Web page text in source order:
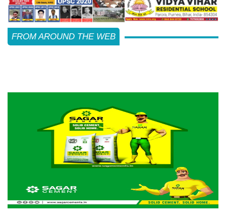
FROM AROUND THE WEB